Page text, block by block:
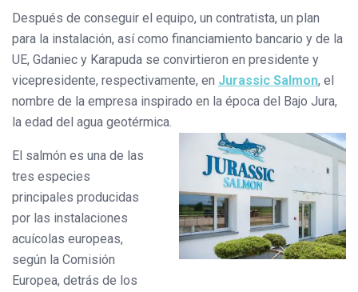
Después de conseguir el equipo, un contratista, un plan
para la instalación, así como financiamiento bancario y de la
UE, Gdaniec y Karapuda se convirtieron en presidente y
vicepresidente, respectivamente, en Jurassic Salmon, el
nombre de la empresa inspirado en la época del Bajo Jura,
la edad del agua geotérmica.
El salmón es una de las
tres especies
principales producidas
por las instalaciones
acuícolas europeas,
según la Comisión
Europea, detrás de los